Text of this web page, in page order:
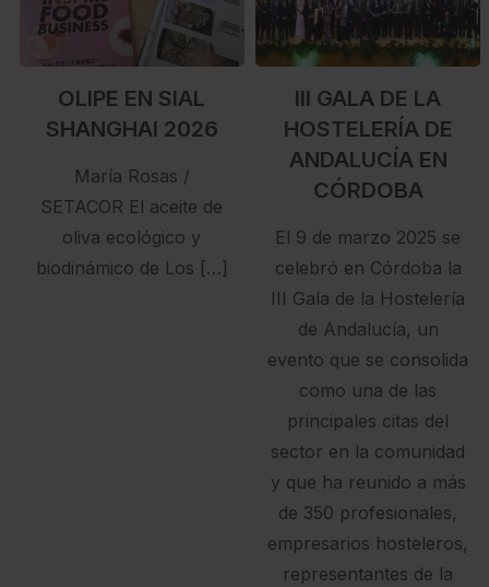
OLIPE EN SIAL
SHANGHAI 2026
María Rosas /
SETACOR El aceite de
oliva ecológico y
biodinámico de Los […]
III GALA DE LA
HOSTELERÍA DE
ANDALUCÍA EN
CÓRDOBA
El 9 de marzo 2025 se
celebró en Córdoba la
III Gala de la Hostelería
de Andalucía, un
evento que se consolida
como una de las
principales citas del
sector en la comunidad
y que ha reunido a más
de 350 profesionales,
empresarios hosteleros,
representantes de la